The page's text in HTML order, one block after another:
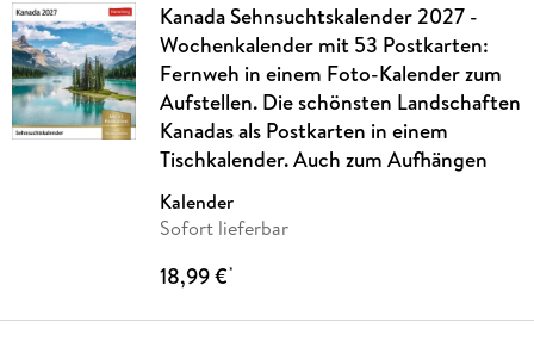
Kanada Sehnsuchtskalender 2027 -
Wochenkalender mit 53 Postkarten:
Fernweh in einem Foto-Kalender zum
Aufstellen. Die schönsten Landschaften
Kanadas als Postkarten in einem
Tischkalender. Auch zum Aufhängen
Kalender
Sofort lieferbar
18,99 €*